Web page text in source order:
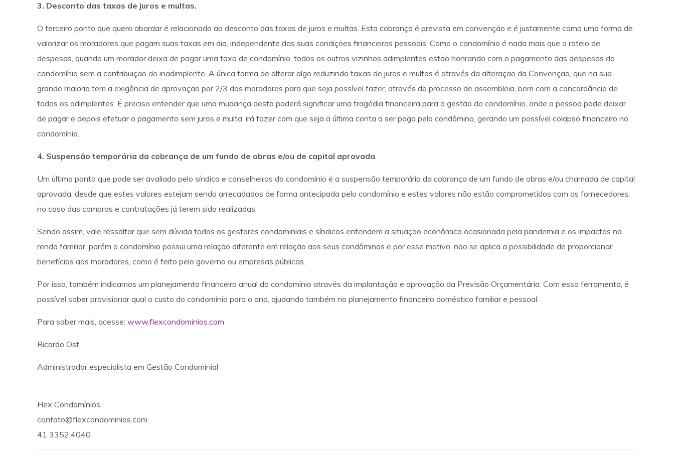
3. Desconto das taxas de juros e multas.
O terceiro ponto que quero abordar é relacionado ao desconto das taxas de juros e multas. Esta cobrança é prevista em convenção e é justamente como uma forma de
valorizar os moradores que pagam suas taxas em dia, independente das suas condições financeiras pessoais. Como o condomínio é nada mais que o rateio de
despesas, quando um morador deixa de pagar uma taxa de condomínio, todos os outros vizinhos adimplentes estão honrando com o pagamento das despesas do
condomínio sem a contribuição do inadimplente. A única forma de alterar algo reduzindo taxas de juros e multas é através da alteração da Convenção, que na sua
grande maioria tem a exigência de aprovação por 2/3 dos moradores para que seja possível fazer, através do processo de assembleia, bem com a concordância de
todos os adimplentes. É preciso entender que uma mudança desta poderá significar uma tragédia financeira para a gestão do condomínio, onde a pessoa pode deixar
de pagar e depois efetuar o pagamento sem juros e multa, irá fazer com que seja a última conta a ser paga pelo condômino, gerando um possível colapso financeiro no
condomínio.
4. Suspensão temporária da cobrança de um fundo de obras e/ou de capital aprovada.
Um último ponto que pode ser avaliado pelo síndico e conselheiros do condomínio é a suspensão temporária da cobrança de um fundo de obras e/ou chamada de capital
aprovada, desde que estes valores estejam sendo arrecadados de forma antecipada pelo condomínio e estes valores não estão comprometidos com os fornecedores,
no caso das compras e contratações já terem sido realizadas.
Sendo assim, vale ressaltar que sem dúvida todos os gestores condominiais e síndicos entendem a situação econômica ocasionada pela pandemia e os impactos na
renda familiar, porém o condomínio possui uma relação diferente em relação aos seus condôminos e por esse motivo, não se aplica a possibilidade de proporcionar
benefícios aos moradores, como é feito pelo governo ou empresas públicas.
Por isso, também indicamos um planejamento financeiro anual do condomínio através da implantação e aprovação da Previsão Orçamentária. Com essa ferramenta, é
possível saber provisionar qual o custo do condomínio para o ano, ajudando também no planejamento financeiro doméstico familiar e pessoal.
Para saber mais, acesse:www.flexcondominios.com
Ricardo Ost
Administrador especialista em Gestão Condominial
Flex Condomínios
contato@flexcondominios.com
41 3352.4040